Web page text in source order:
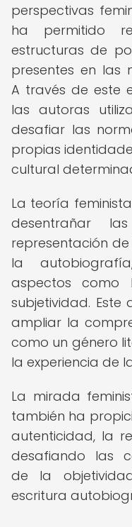
perspectivas
ha permitido
estructuras de
presentes en las
A través de este
las autoras
desafiar las
propias
cultural
La teoría
desentrañar
representación
la
aspectos
subjetividad. Este
ampliar la
como un género
la experiencia de
La mirada
también ha
autenticidad, la
desafiando las
de la
escritura